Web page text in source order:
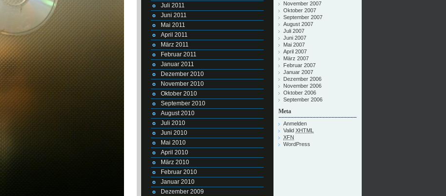
Juli 2011
Juni 2011
Mai 2011
April 2011
März 2011
Februar 2011
Januar 2011
Dezember 2010
November 2010
Oktober 2010
September 2010
August 2010
Juli 2010
Juni 2010
Mai 2010
April 2010
März 2010
Februar 2010
Januar 2010
Dezember 2009
November 2007
Oktober 2007
September 2007
August 2007
Juli 2007
Juni 2007
Mai 2007
April 2007
März 2007
Februar 2007
Januar 2007
Dezember 2006
November 2006
Oktober 2006
September 2006
Meta
Anmelden
Valid XHTML
XFN
WordPress